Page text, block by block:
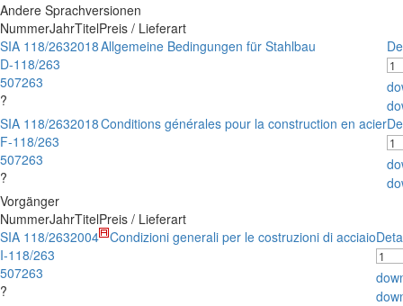
Andere Sprachversionen
NummerJahrTitelPreis / Lieferart
SIA 118/263
D-118/263
507263
?
2018Allgemeine Bedingungen für Stahlbau
SIA 118/263
F-118/263
507263
?
2018Conditions générales pour la construction en acier
Vorgänger
NummerJahrTitelPreis / Lieferart
SIA 118/263
I-118/263
507263
?
2004 Condizioni generali per le costruzioni di acciaio